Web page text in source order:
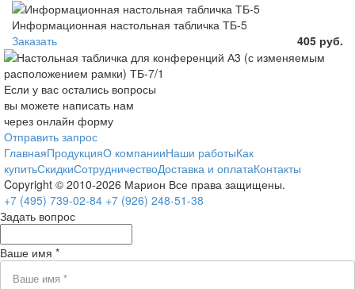
Информационная настольная табличка ТБ-5
Заказать
405 руб.
Если у вас остались вопросы
вы можете написать нам
через онлайн форму
Отправить запрос
ГлавнаяПродукцияО компанииНаши работыКак
купитьСкидкиСотрудничествоДоставка и оплатаКонтакты
Copyright © 2010-2026 Марион Все права защищены.
+7 (495) 739-02-84 +7 (926) 248-51-38
Задать вопрос
Ваше имя *